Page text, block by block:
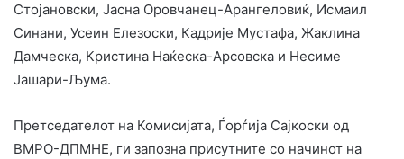
Стојановски, Јасна Оровчанец-Арангеловиќ, Исмаил
Синани, Усеин Елезоски, Кадрије Мустафа, Жаклина
Дамческа, Кристина Наќеска-Арсовска и Несиме
Јашари-Љума.
Претседателот на Комисијата, Ѓорѓија Сајкоски од
ВМРО-ДПМНЕ, ги запозна присутните со начинот на